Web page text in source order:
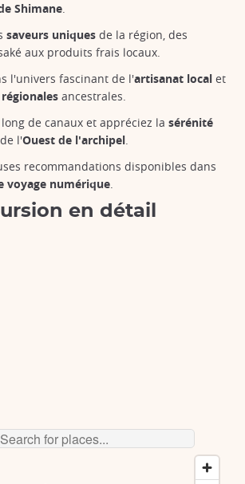
Shimane.
saveurs uniques de la région, des
aux produits frais locaux.
l'univers fascinant de l'artisanat local et
ancestrales.
de canaux et appréciez la sérénité
l'Ouest de l'archipel.
recommandations disponibles dans
voyage numérique.
en détail